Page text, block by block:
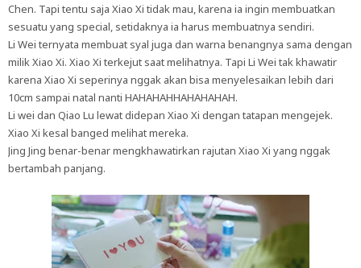
Chen. Tapi tentu saja Xiao Xi tidak mau, karena ia ingin membuatkan
sesuatu yang special, setidaknya ia harus membuatnya sendiri.
Li Wei ternyata membuat syal juga dan warna benangnya sama dengan
milik Xiao Xi. Xiao Xi terkejut saat melihatnya. Tapi Li Wei tak khawatir
karena Xiao Xi seperinya nggak akan bisa menyelesaikan lebih dari
10cm sampai natal nanti HAHAHAHHAHAHAHAH.
Li wei dan Qiao Lu lewat didepan Xiao Xi dengan tatapan mengejek.
Xiao Xi kesal banged melihat mereka.
Jing Jing benar-benar mengkhawatirkan rajutan Xiao Xi yang nggak
bertambah panjang.